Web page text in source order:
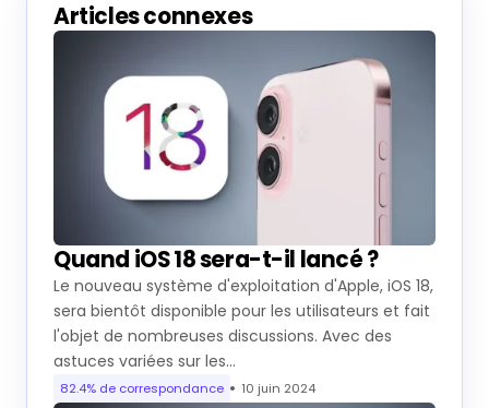
Articles connexes
Quand iOS 18 sera-t-il lancé ?
Le nouveau système d'exploitation d'Apple, iOS 18,
sera bientôt disponible pour les utilisateurs et fait
l'objet de nombreuses discussions. Avec des
astuces variées sur les…
82.4% de correspondance 10 juin 2024